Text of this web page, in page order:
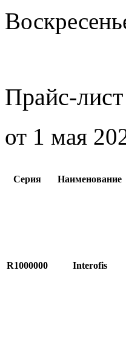
Прайс-
от 1 мая
Серия Наименование
R1000000 Interofis